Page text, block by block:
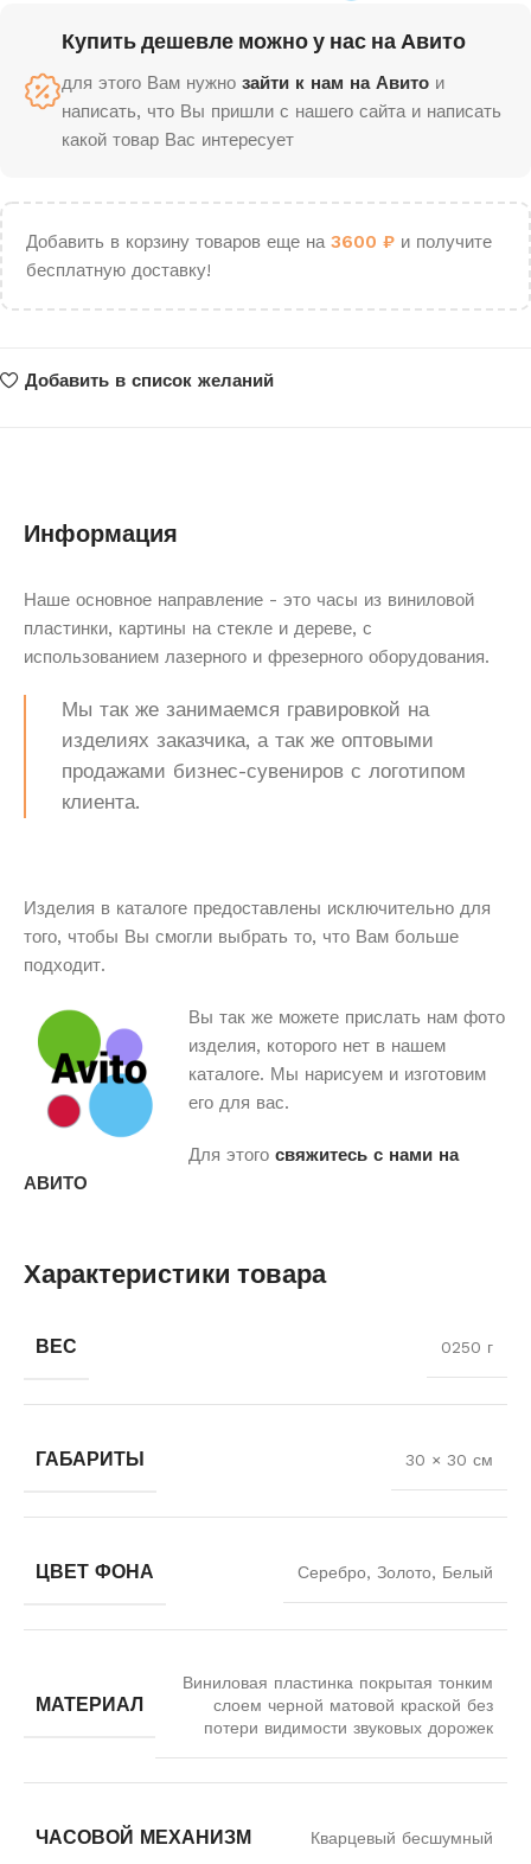
Купить дешевле можно у нас на Авито
для этого Вам нужно зайти к нам на Авито и
написать, что Вы пришли с нашего сайта и написать
какой товар Вас интересует
Добавить в корзину товаров еще на 3600 ₽ и получите
бесплатную доставку!
Добавить в список желаний
Информация
Наше основное направление - это часы из виниловой
пластинки, картины на стекле и дереве, с
использованием лазерного и фрезерного оборудования.
Мы так же занимаемся гравировкой на
изделиях заказчика, а так же оптовыми
продажами бизнес-сувениров с логотипом
клиента.
Изделия в каталоге предоставлены исключительно для
того, чтобы Вы смогли выбрать то, что Вам больше
подходит.
Вы так же можете прислать нам фото
изделия, которого нет в нашем
каталоге. Мы нарисуем и изготовим
его для вас.
Для этого свяжитесь с нами на
АВИТО
Характеристики товара
ВЕС 0250 г
ГАБАРИТЫ 30 × 30 см
ЦВЕТ ФОНА Серебро, Золото, Белый
МАТЕРИАЛ
Виниловая пластинка покрытая тонким
слоем черной матовой краской без
потери видимости звуковых дорожек
ЧАСОВОЙ МЕХАНИЗМ Кварцевый бесшумный